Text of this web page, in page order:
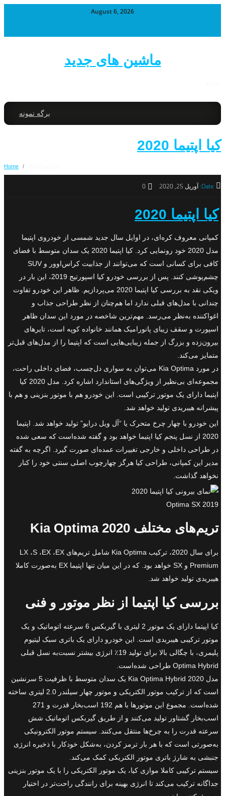
August 6, 2026
ماشین های جدید
برگه نمونه
کیا اپتیما 2020
Home /
Date: آوریل 25, 2020 0
کیا اپتیما 2020
کمپانی معروف کره‌ای، در اوایل سال جدید شمسی از خودروی اپتیما
مدل 2020 خود رونمایی کرد. کیا اپتیما 2020 یک سدان متوسط با فضای
کافی برای کسانی است که می‌توانند از جذابیت کراس‌اوور و SUV
چشم‌پوشی کنند. پس از بررسی خودرو کیا اسپورتیج 2019، این بار در
ویکی نقد به بررسی کیا اپتیما 2020 می‌پردازیم. ظاهر این خودرو تفاوت
چندانی با مدل‌های قبلی ندارد اما هم‌چنان از نظر طراحی جذاب و
اغوا‌کننده به‌نظر می‌رسد. مهم‌ترین شاخصه در مورد این سدان ظاهر
اسپورت و سقف زیبای پانورامیک همانند خانواده کوپه است، تایرهای
بیرون‌زده و بزرگ از جمله زیبایی‌هایی است که اپتیما را از مدل‌های قبل‌تر
متمایز می‌کند.
در مورد Kia Optima می‌توان به سواری دل‌چسب، فضای داخلی راحت،
مجموعه‌ای بی‌نظیر از ویژگی‌های استاندارد اشاره کرد. مدل 2020 کیا
اپتیما دارای یک موتور ترکیبی است. این خودرو هم با موتور بنزینی و هم با
پیشرانه هیبریدی تولید خواهد شد.
این خودرو با چهار چرخ متحرک یا “آل ویل درایو” تولید خواهد شد. اپتیما
2020 از نسل پنجم کیا اپتیما خواهد بود و گفته‌ شده‌است که سعی شده
در طراحی داخلی و خارجی تغییرات عمده‌ای صورت گیرد. اگرچه به گفته
مدیر این کمپانی، طراحی کیا هرگز چهارچوب اصلی سنتی خود را کنار
نخواهد گذاشت.
2019 Optima SX
تریم‌های مختلف Kia Optima 2020
برای سال 2020، ترکیب Kia Optima شامل تریم‌های LX ،S ،EX ،EX
Premium و SX خواهد بود. که در این میان تنها اپتیما EX به‌صورت کاملا
هیبریدی تولید خواهد شد.
بررسی کیا اپتیما از نظر موتور و فنی
کیا اپیتما دارای یک موتور 2 لیتری با گیربکس 6 سرعته اتوماتیک و یک
موتور ترکیبی هیبریدی است. این خودرو دارای یک باتری سبک لیتیوم
پلیمری، با چگالی بالا برای تولید 19٪ انرژی بیشتر نسبت‌به نسل قبلی
Optima Hybrid طراحی شده‌است.
مدل Kia Optima Hybrid 2020 یک سدان متوسط با ظرفیت 5 سرنشین
است که از ترکیب موتور الکتریکی و موتور چهار سیلندر 2.0 لیتری ساخته
شده‌است. مجموع این موتورها با هم 192 اسب‌بخار قدرت و 271
اسب‌بخار گشتاور تولید می‌کنند و از طریق گیربکس اتوماتیک شش
سرعته قدرت را به چرخ‌ها منتقل می‌کنند. سیستم موتور الکترونیکی
به‌صورتی‌ است که با هر بار ترمز کردن، به‌شکل خودکار با ذخیره انرژی
جنبشی به شارژ باتری موتور الکتریکی کمک می‌کند.
سیستم ترکیبی کاملا موازی کیا، یک موتور الکتریکی را با یک موتور بنزینی
جداگانه ترکیب می‌کند تا انرژی بهینه برای رانندگی راحت‌تر در اختیار